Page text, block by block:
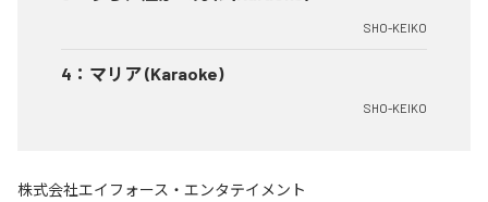
SHO-KEIKO
4 ： マリア (Karaoke)
SHO-KEIKO
株式会社エイフォース・エンタテイメント